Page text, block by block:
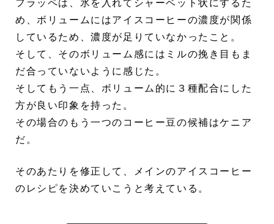
フラッペは、氷を入れてシャーベット状にするた
め、ボリュームにはアイスコーヒーの濃度が関係
しているため、濃度が足りていなかったこと。
そして、そのボリューム感にはミルの挽き目もま
だ合っていないように感じた。
そしてもう一点、ボリューム的に３種配合にした
方が良い印象を持った。
その場合のもう一つのコーヒー豆の候補はケニア
だ。
そのあたりを修正して、メインのアイスコーヒー
のレシピを決めていこうと考えている。